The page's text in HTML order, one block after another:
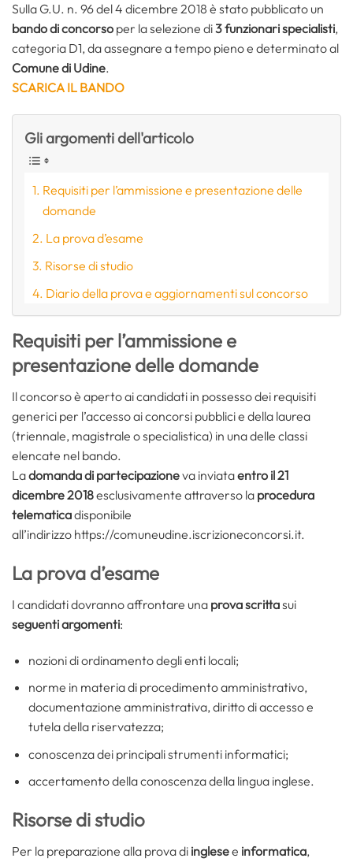
Sulla G.U. n. 96 del 4 dicembre 2018 è stato pubblicato un
bando di concorso per la selezione di3 funzionari specialisti,
categoria D1, da assegnare a tempo pieno e determinato al
Comune di Udine.
SCARICA IL BANDO
Gli argomenti dell'articolo
Requisiti per l’ammissione e presentazione delle
domande
La prova d’esame
Risorse di studio
Diario della prova e aggiornamenti sul concorso
Requisiti per l’ammissione e
presentazione delle domande
Il concorso è aperto ai candidati in possesso dei requisiti
generici per l’accesso ai concorsi pubblici e della laurea
(triennale, magistrale o specialistica) in una delle classi
elencate nel bando.
Ladomanda di partecipazioneva inviataentro il 21
dicembre 2018esclusivamente attraverso la procedura
telematicadisponibile
all’indirizzo https://comuneudine.iscrizioneconcorsi.it.
La prova d’esame
I candidati dovranno affrontare una prova scrittasui
seguenti argomenti:
nozioni di ordinamento degli enti locali;
norme in materia di procedimento amministrativo,
documentazione amministrativa, diritto di accesso e
tutela della riservatezza;
conoscenza dei principali strumenti informatici;
accertamento della conoscenza della lingua inglese.
Risorse di studio
Per la preparazione alla prova di inglesee informatica,